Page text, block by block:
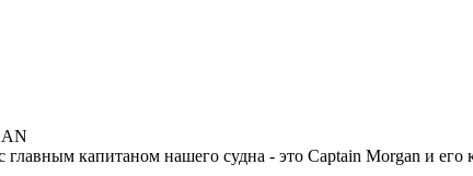
капитаном нашего судна - это Captain Morgan и